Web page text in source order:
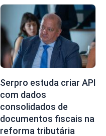
Serpro estuda criar API
com dados
consolidados de
documentos fiscais na
reforma tributária